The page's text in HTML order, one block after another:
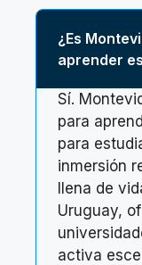
¿Es
aprender
Sí.
para
para
inmersión
llena de
Uruguay,
activa